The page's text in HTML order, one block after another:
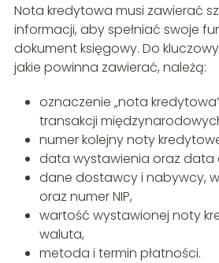
Nota kredytowa musi zawierać
informacji, aby spełniać swoje
dokument księgowy. Do
jakie powinna zawierać, należą:
oznaczenie „nota
transakcji
numer kolejny noty
data wystawienia oraz data
dane dostawcy i nabywcy,
oraz numer NIP,
wartość wystawionej noty
waluta,
metoda i termin płatności.